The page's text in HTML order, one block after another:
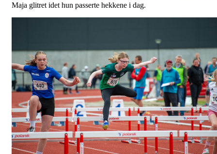
Maja glitret idet hun passerte hekkene i dag.